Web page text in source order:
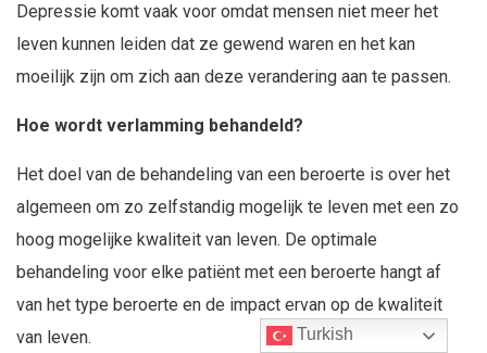
Depressie komt vaak voor omdat mensen niet meer het
leven kunnen leiden dat ze gewend waren en het kan
moeilijk zijn om zich aan deze verandering aan te passen.
Hoe wordt verlamming behandeld?
Het doel van de behandeling van een beroerte is over het
algemeen om zo zelfstandig mogelijk te leven met een zo
hoog mogelijke kwaliteit van leven. De optimale
behandeling voor elke patiënt met een beroerte hangt af
van het type beroerte en de impact ervan op de kwaliteit
van leven.
Turkish